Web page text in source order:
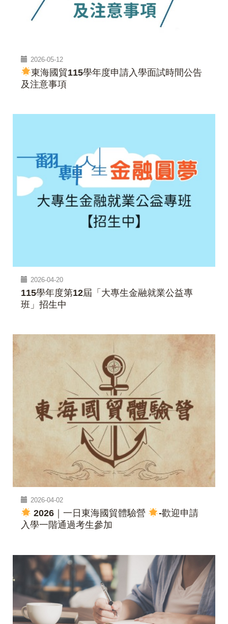
2026-05-12
東海國貿115學年度申請入學面試時間公告
及注意事項
2026-04-20
115學年度第12屆「大專生金融就業公益專
班」招生中
2026-04-02
2026｜一日東海國貿體驗營
-歡迎申請
入學一階通過考生參加